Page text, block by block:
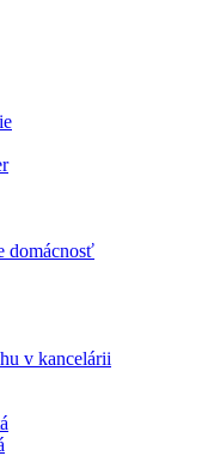
domácnosť
v kancelárii